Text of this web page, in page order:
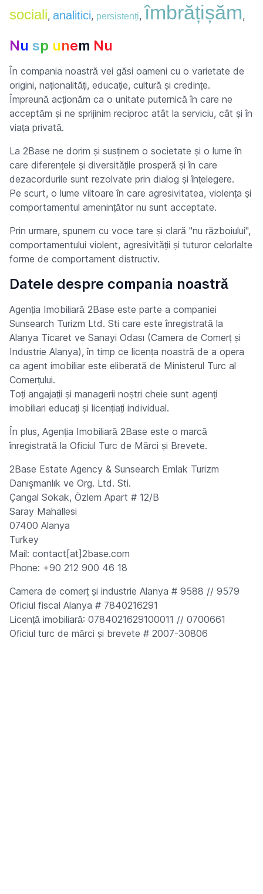
sociali, analitici, persistenți, îmbrățișăm,
Nu sp unem Nu
În compania noastră vei găsi oameni cu o varietate de
origini, naționalități, educație, cultură și credințe.
Împreună acționăm ca o unitate puternică în care ne
acceptăm și ne sprijinim reciproc atât la serviciu, cât și în
viața privată.
La 2Base ne dorim și susținem o societate și o lume în
care diferențele și diversitățile prosperă și în care
dezacordurile sunt rezolvate prin dialog și înțelegere.
Pe scurt, o lume viitoare în care agresivitatea, violența și
comportamentul amenințător nu sunt acceptate.
Prin urmare, spunem cu voce tare și clară "nu războiului",
comportamentului violent, agresivității și tuturor celorlalte
forme de comportament distructiv.
Datele despre compania noastră
Agenția Imobiliară 2Base este parte a companiei
Sunsearch Turizm Ltd. Sti care este înregistrată la
Alanya Ticaret ve Sanayi Odası (Camera de Comerț și
Industrie Alanya), în timp ce licența noastră de a opera
ca agent imobiliar este eliberată de Ministerul Turc al
Comerțului.
Toți angajații și managerii noștri cheie sunt agenți
imobiliari educați și licențiați individual.
În plus, Agenția Imobiliară 2Base este o marcă
înregistrată la Oficiul Turc de Mărci și Brevete.
2Base Estate Agency & Sunsearch Emlak Turizm
Danışmanlık ve Org. Ltd. Sti.
Çangal Sokak, Özlem Apart # 12/B
Saray Mahallesi
07400 Alanya
Turkey
Mail: contact[at]2base.com
Phone: +90 212 900 46 18
Camera de comerț și industrie Alanya # 9588 // 9579
Oficiul fiscal Alanya # 7840216291
Licență imobiliară: 0784021629100011 // 0700661
Oficiul turc de mărci și brevete # 2007-30806